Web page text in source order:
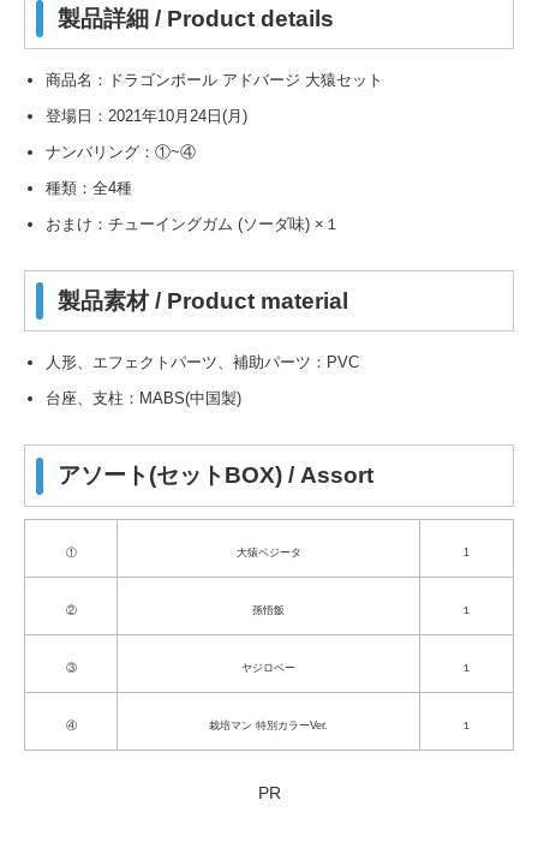
製品詳細 / Product details
商品名：ドラゴンボール アドバージ 大猿セット
登場日：2021年10月24日(月)
ナンバリング：①~④
種類：全4種
おまけ：チューイングガム (ソーダ味) ×１
製品素材 / Product material
人形、エフェクトパーツ、補助パーツ：PVC
台座、支柱：MABS(中国製)
アソート(セットBOX) / Assort
① 大猿ベジータ 1
② 孫悟飯 １
③ ヤジロベー １
④ 栽培マン 特別カラーVer. １
PR